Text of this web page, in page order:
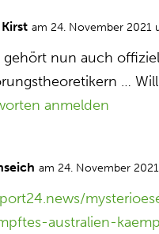
am 24. November 2021
gehört nun auch
…
anmelden
am 24. November
australien-